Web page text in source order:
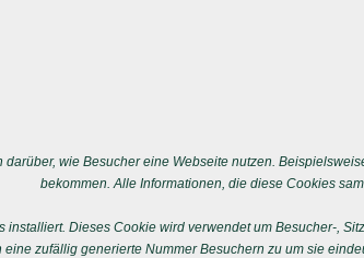
wie Besucher eine Webseite nutzen.
bekommen. Alle Informationen, die diese Cookies
installiert. Dieses Cookie wird verwendet um Besucher-,
zufällig generierte Nummer Besuchern zu um sie